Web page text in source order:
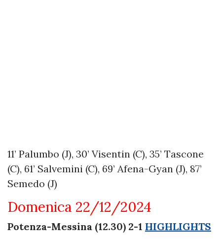
11’ Palumbo (J), 30’ Visentin (C), 35’ Tascone
(C), 61’ Salvemini (C), 69’ Afena-Gyan (J), 87’
Semedo (J)
Domenica 22/12/2024
Potenza-Messina (12.30) 2-1 HIGHLIGHTS